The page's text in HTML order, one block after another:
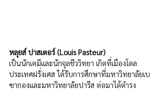
หลุยส์ ปาสเตอร์ (Louis Pasteur)
เป็นนักเคมีและนักจุลชีววิทยา เกิดที่เมืองโดล
ประเทศฝรั่งเศส ได้รับการศึกษาที่มหาวิทยาลัยเบ
ซากองและมหาวิทยาลัยปารีส ต่อมาได้ดำรง